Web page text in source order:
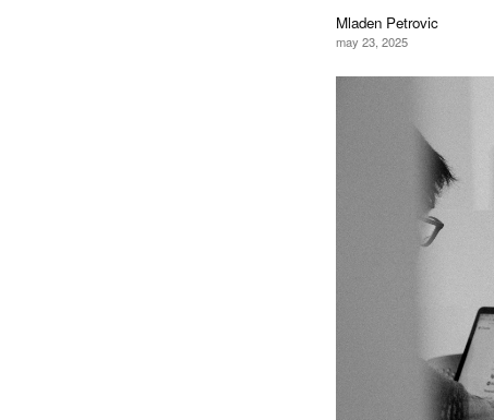
Mladen Petrovic
may 23, 2025